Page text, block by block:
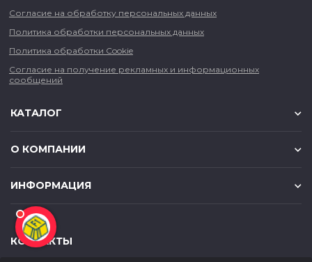
Согласие на обработку персональных данных
Политика обработки персональных данных
Политика обработки Cookie
Согласие на получение рекламных и информационных
сообщений
КАТАЛОГ
О КОМПАНИИ
ИНФОРМАЦИЯ
КОНТАКТЫ